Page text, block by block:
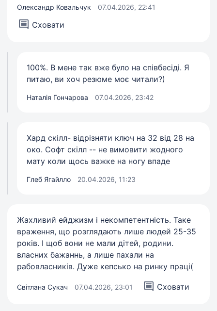
Олександр Ковальчук 07.04.2026, 22:41
Сховати
100%. В мене так вже було на співбесіді. Я
питаю, ви хоч резюме моє читали?)
Наталія Гончарова 07.04.2026, 23:42
Хард скілл- відрізняти ключ на 32 від 28 на
око. Софт скілл -- не вимовити жодного
мату коли щось важке на ногу впаде
Глеб Ягайлло 20.04.2026, 11:23
Жахливий ейджизм і некомпетентність. Таке
враження, що розглядають лише людей 25-35
років. І щоб вони не мали дітей, родини.
власних бажаннь, а лише пахали на
рабовласників. Дуже кепсько на ринку праці(
Світлана Сукач 07.04.2026, 23:01 Сховати